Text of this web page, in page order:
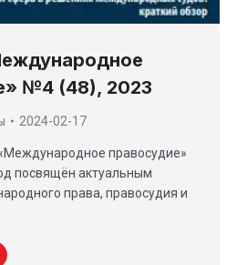
№4 (48), 2023
2024-02-17
правосудие»
посвящён актуальным
права, правосудия и